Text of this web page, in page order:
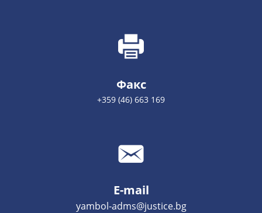
Факс
+359 (46) 663 169
E-mail
yambol-adms@justice.bg